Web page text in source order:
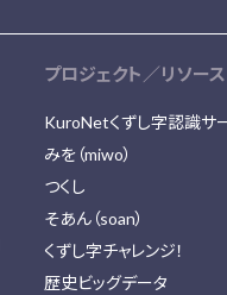
プロジェクト／リソース
KuroNetくずし字認識サ
みを（miwo）
つくし
そあん（soan）
くずし字チャレンジ！
歴史ビッグデータ